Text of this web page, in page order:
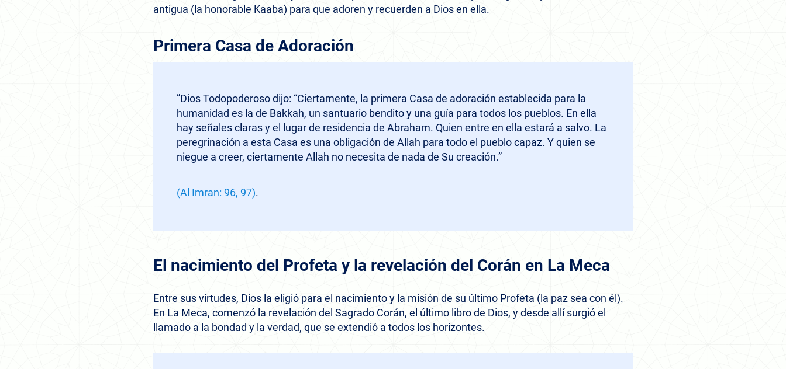
antigua (la honorable Kaaba) para que adoren y recuerden a Dios en ella.
Primera Casa de Adoración
”Dios Todopoderoso dijo: “Ciertamente, la primera Casa de adoración establecida para la
humanidad es la de Bakkah, un santuario bendito y una guía para todos los pueblos. En ella
hay señales claras y el lugar de residencia de Abraham. Quien entre en ella estará a salvo. La
peregrinación a esta Casa es una obligación de Allah para todo el pueblo capaz. Y quien se
niegue a creer, ciertamente Allah no necesita de nada de Su creación.”
(Al Imran: 96, 97).
El nacimiento del Profeta y la revelación del Corán en La Meca
Entre sus virtudes, Dios la eligió para el nacimiento y la misión de su último Profeta (la paz sea con él).
En La Meca, comenzó la revelación del Sagrado Corán, el último libro de Dios, y desde allí surgió el
llamado a la bondad y la verdad, que se extendió a todos los horizontes.